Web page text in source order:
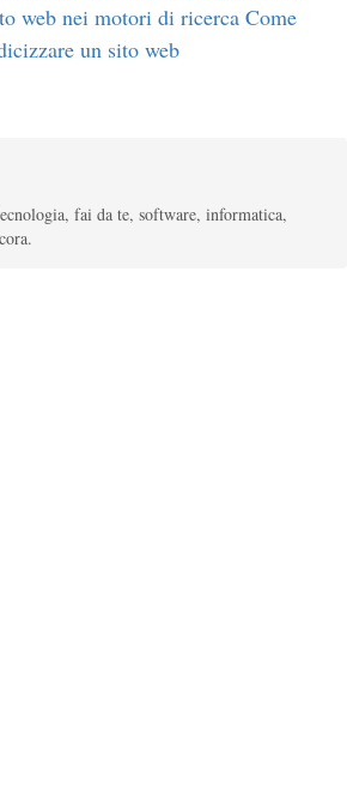
web nei motori di ricerca Come
un sito web
fai da te, software, informatica,